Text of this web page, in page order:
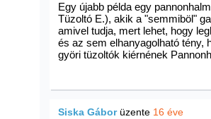
Egy újabb példa egy
Tüzoltó E.), akik a "semmiböl"
amivel tudja, mert lehet, hogy
és az sem elhanyagolható tény,
györi tüzoltók kiérnének
Siska Gáborüzente 16 éve